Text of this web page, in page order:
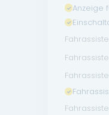
Anzeige